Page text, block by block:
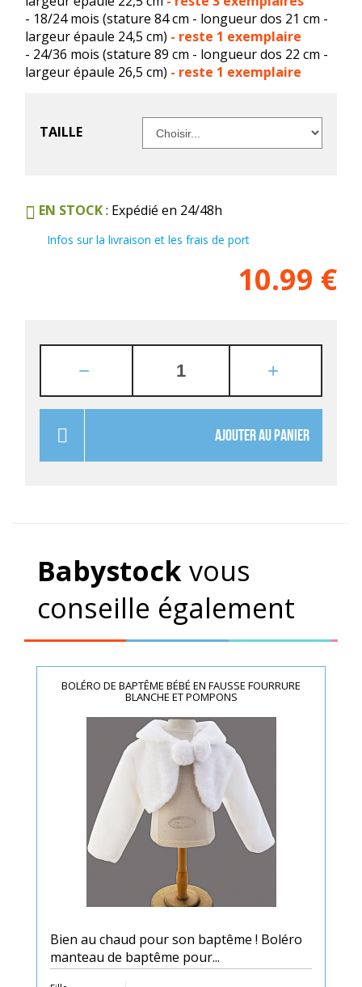
- 18/24 mois (stature 84 cm - longueur dos 21 cm -
largeur épaule 24,5 cm) - reste 1 exemplaire
- 24/36 mois (stature 89 cm - longueur dos 22 cm -
largeur épaule 26,5 cm) - reste 1 exemplaire
TAILLE
EN STOCK: Expédié en 24/48h
Infos sur la livraison et les frais de port
10.99 €
AJOUTER AU PANIER
Babystockvous
conseille également
BOLÉRO DE BAPTÊME BÉBÉ EN FAUSSE FOURRURE
BLANCHE ET POMPONS
Bien au chaud pour son baptême ! Boléro
manteau de baptême pour...